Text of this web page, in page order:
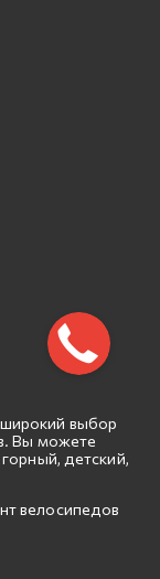
выбор
Вы можете
детский,
велосипедов